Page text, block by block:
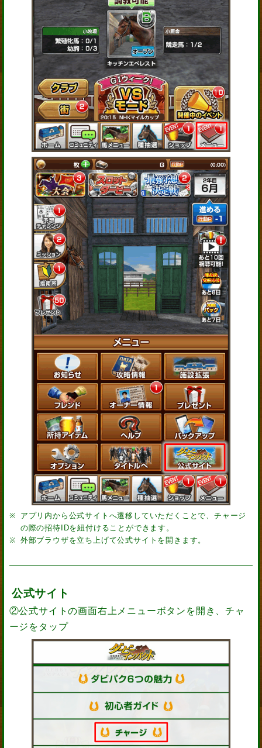
アプリ内から公式サイトへ遷移していただくことで、チャージ
の際の招待IDを紐付けることができます。
外部ブラウザを立ち上げて公式サイトを開きます。
公式サイト
②公式サイトの画面右上メニューボタンを開き、チャ
ージをタップ